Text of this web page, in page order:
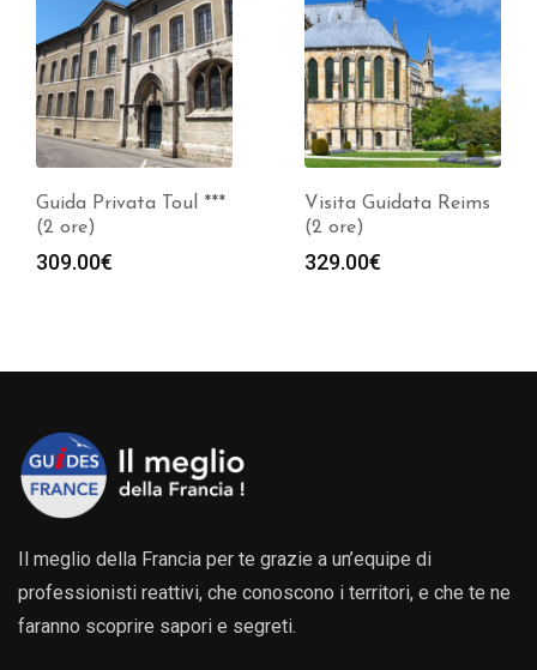
Guida Privata Toul ***
(2 ore)
309.00€
Visita Guidata Reims
(2 ore)
329.00€
Il meglio della Francia per te grazie a un’equipe di
professionisti reattivi, che conoscono i territori, e che te ne
faranno scoprire sapori e segreti.